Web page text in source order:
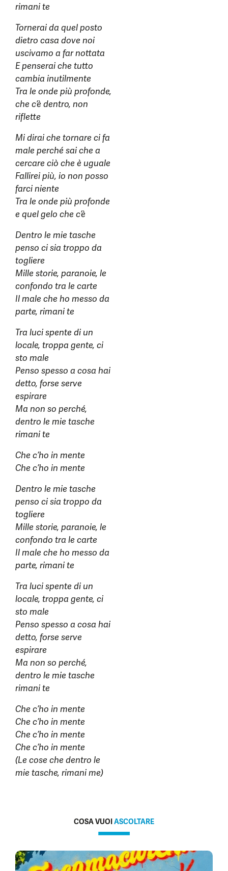
rimani te
Tornerai da quel posto
dietro casa dove noi
uscivamo a far nottata
E penserai che tutto
cambia inutilmente
Tra le onde più profonde,
che c’è dentro, non
riflette
Mi dirai che tornare ci fa
male perché sai che a
cercare ciò che è uguale
Fallirei più, io non posso
farci niente
Tra le onde più profonde
e quel gelo che c’è
Dentro le mie tasche
penso ci sia troppo da
togliere
Mille storie, paranoie, le
confondo tra le carte
Il male che ho messo da
parte, rimani te
Tra luci spente di un
locale, troppa gente, ci
sto male
Penso spesso a cosa hai
detto, forse serve
espirare
Ma non so perché,
dentro le mie tasche
rimani te
Che c’ho in mente
Che c’ho in mente
Dentro le mie tasche
penso ci sia troppo da
togliere
Mille storie, paranoie, le
confondo tra le carte
Il male che ho messo da
parte, rimani te
Tra luci spente di un
locale, troppa gente, ci
sto male
Penso spesso a cosa hai
detto, forse serve
espirare
Ma non so perché,
dentro le mie tasche
rimani te
Che c’ho in mente
Che c’ho in mente
Che c’ho in mente
Che c’ho in mente
(Le cose che dentro le
mie tasche, rimani me)
COSA VUOIASCOLTARE